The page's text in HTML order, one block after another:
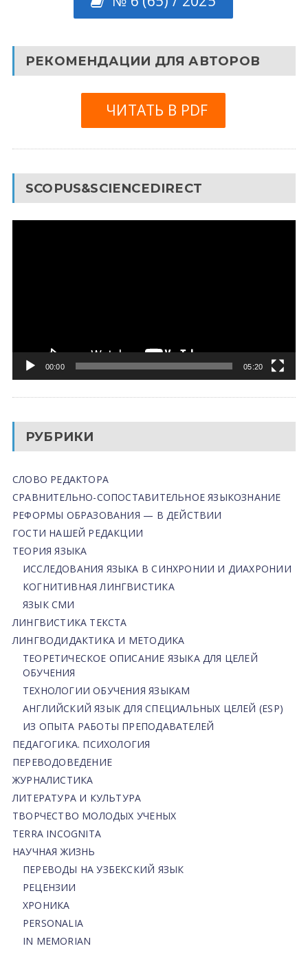
РЕКОМЕНДАЦИИ ДЛЯ АВТОРОВ
ЧИТАТЬ В PDF
SCOPUS&SCIENCEDIRECT
00:00 05:20
РУБРИКИ
СЛОВО РЕДАКТОРА
СРАВНИТЕЛЬНО-СОПОСТАВИТЕЛЬНОЕ ЯЗЫКОЗНАНИЕ
РЕФОРМЫ ОБРАЗОВАНИЯ — В ДЕЙСТВИИ
ГОСТИ НАШЕЙ РЕДАКЦИИ
ТЕОРИЯ ЯЗЫКА
ИССЛЕДОВАНИЯ ЯЗЫКА В СИНХРОНИИ И ДИАХРОНИИ
КОГНИТИВНАЯ ЛИНГВИСТИКА
ЯЗЫК СМИ
ЛИНГВИСТИКА ТЕКСТА
ЛИНГВОДИДАКТИКА И МЕТОДИКА
ТЕОРЕТИЧЕСКОЕ ОПИСАНИЕ ЯЗЫКА ДЛЯ ЦЕЛЕЙ
ОБУЧЕНИЯ
ТЕХНОЛОГИИ ОБУЧЕНИЯ ЯЗЫКАМ
АНГЛИЙСКИЙ ЯЗЫК ДЛЯ СПЕЦИАЛЬНЫХ ЦЕЛЕЙ (ESP)
ИЗ ОПЫТА РАБОТЫ ПРЕПОДАВАТЕЛЕЙ
ПЕДАГОГИКА. ПСИХОЛОГИЯ
ПЕРЕВОДОВЕДЕНИЕ
ЖУРНАЛИСТИКА
ЛИТЕРАТУРА И КУЛЬТУРА
ТВОРЧЕСТВО МОЛОДЫХ УЧЕНЫХ
TERRA INCOGNITA
НАУЧНАЯ ЖИЗНЬ
ПЕРЕВОДЫ НА УЗБЕКСКИЙ ЯЗЫК
РЕЦЕНЗИИ
ХРОНИКА
PERSONALIA
IN MEMORIAN